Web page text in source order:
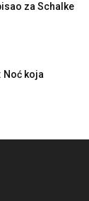
za Schalke
Noć koja